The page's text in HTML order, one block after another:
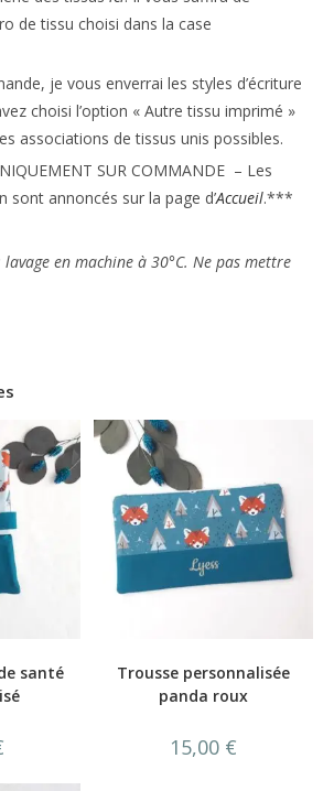
de tissu choisi dans la case
je vous enverrai les styles d’écriture
choisi l’option « Autre tissu imprimé »
associations de tissus unis possibles.
SUR COMMANDE – Les
sont annoncés sur la page d’Accueil.***
lavage en machine à 30°C. Ne pas mettre
santé
Trousse personnalisée
panda roux
15,00 €